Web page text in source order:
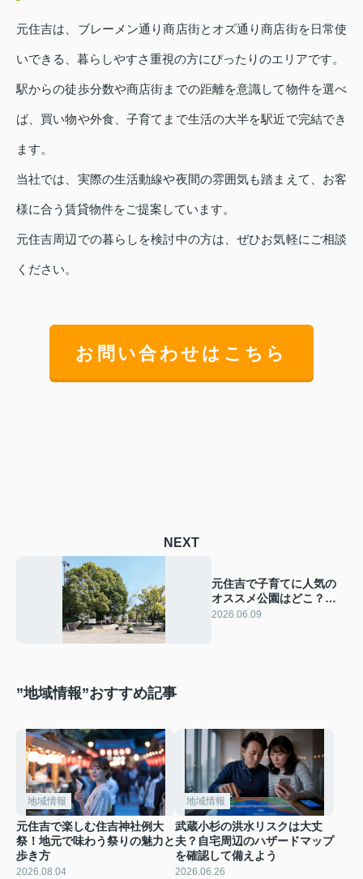
元住吉は、ブレーメン通り商店街とオズ通り商店街を日常使
いできる、暮らしやすさ重視の方にぴったりのエリアです。
駅からの徒歩分数や商店街までの距離を意識して物件を選べ
ば、買い物や外食、子育てまで生活の大半を駅近で完結でき
ます。
当社では、実際の生活動線や夜間の雰囲気も踏まえて、お客
様に合う賃貸物件をご提案しています。
元住吉周辺での暮らしを検討中の方は、ぜひお気軽にご相談
ください。
お問い合わせはこちら
NEXT
元住吉で子育てに人気の
オススメ公園はどこ？休
日の外遊びに便利なスポ
2026.06.09
”地域情報”おすすめ記事
地域情報
元住吉で楽しむ住吉神社例大
祭！地元で味わう祭りの魅力と
歩き方
2026.08.04
地域情報
武蔵小杉の洪水リスクは大丈
夫？自宅周辺のハザードマップ
を確認して備えよう
2026.06.26